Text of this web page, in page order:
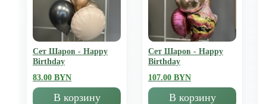
Сет Шаров - Happy
Birthday
83.00 BYN
В корзину
Сет Шаров - Happy
Birthday
107.00 BYN
В корзину